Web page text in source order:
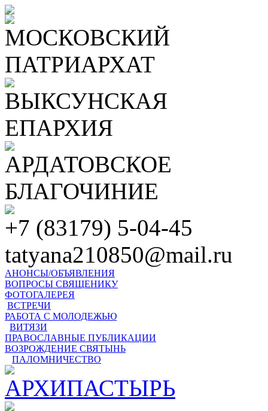
МОСКОВСКИЙ
ПАТРИАРХАТ
ВЫКСУНСКАЯ
ЕПАРХИЯ
АРДАТОВСКОЕ
БЛАГОЧИНИЕ
+7 (83179) 5-04-45
tatyana210850@mail.ru
АНОНСЫ/ОБЪЯВЛЕНИЯ
ВОПРОСЫ СВЯЩЕНИКУ
ФОТОГАЛЕРЕЯ
ВСТРЕЧИ
РАБОТА С МОЛОДЕЖЬЮ
ВИТЯЗИ
ПРАВОСЛАВНЫЕ ПУБЛИКАЦИИ
ВОЗРОЖДЕНИЕ СВЯТЫНЬ
ПАЛОМНИЧЕСТВО
АРХИПАСТЫРЬ